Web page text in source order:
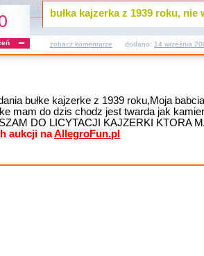
bułke kajzerke z 1939 roku,Moja
mam do dzis chodz jest twarda jak
DO LICYTACJI KAJZERKI KTORA
aukcji naAllegroFun.pl
bułka kajzerka z 1939 roku, nie
zobacz komentarze dodano: 14 września